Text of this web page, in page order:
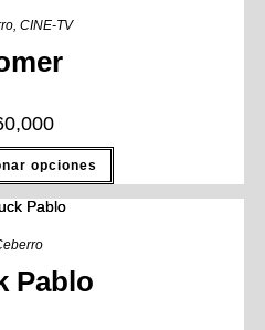
, CINE-TV
opciones
Pablo